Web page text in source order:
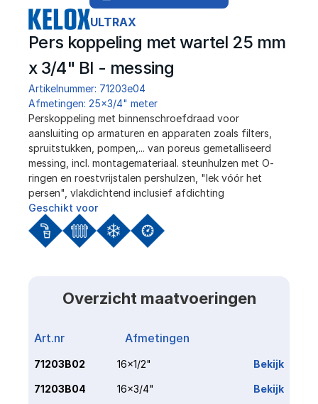
ULTRAX
Pers koppeling met wartel 25 mm
x 3/4" BI - messing
Artikelnummer: 71203e04
Afmetingen: 25x3/4" meter
﻿Perskoppeling met binnenschroefdraad voor
aansluiting op armaturen en apparaten zoals filters,
spruitstukken, pompen,... van poreus gemetalliseerd
messing, incl. montagemateriaal. steunhulzen met O-
ringen en roestvrijstalen pershulzen, "lek vóór het
persen", vlakdichtend inclusief afdichting
Geschikt voor
Overzicht maatvoeringen
Art.nr Afmetingen
71203B02 16x1/2" Bekijk
71203B04 16x3/4" Bekijk